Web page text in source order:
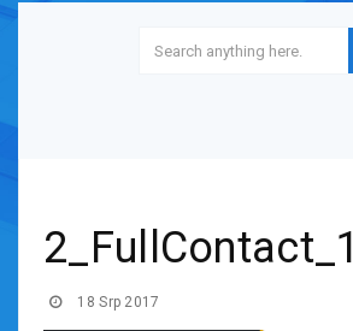
2_FullContact_1
18 Srp 2017